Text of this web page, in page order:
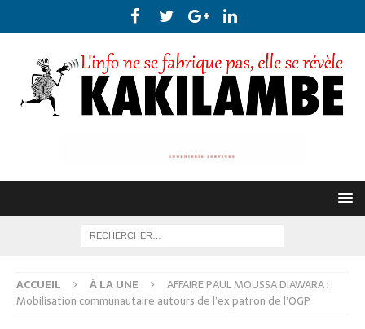
ACCUEIL À LA UNE
AFFAIRE PAUL MOUSSA DIAWARA :
Mobilisation communautaire autours de l’ex patron de l’OGP